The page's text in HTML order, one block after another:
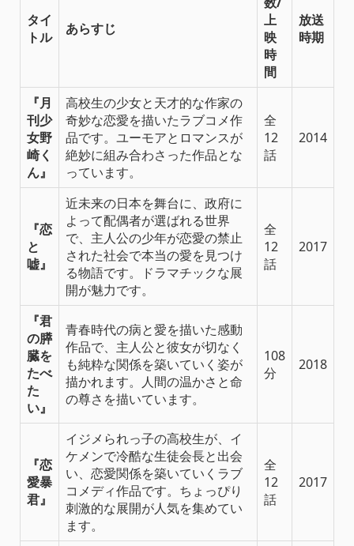
タイ
トル
あらすじ
上
映
時
間
放送
時期
『月
刊少
女野
崎く
ん』
高校生の少女と天才的な作家の
奇妙な恋愛を描いたラブコメ作
品です。ユーモアとロマンスが
絶妙に組み合わさった作品とな
っています。
全
12
話
2014
『恋
と
嘘』
近未来の日本を舞台に、政府に
よって配偶者が選ばれる世界
で、主人公の少年が恋愛の禁止
された社会で本当の愛を見つけ
る物語です。ドラマチックな展
開が魅力です。
全
12
話
2017
『君
の膵
臓を
たべ
た
い』
青春時代の病と愛を描いた感動
作品で、主人公と彼女が切なく
も純粋な関係を築いていく姿が
描かれます。人間の温かさと命
の尊さを描いています。
108
分
2018
『恋
愛暴
君』
イジメられっ子の高校生が、イ
ケメンで冷酷な生徒会長と出会
い、恋愛関係を築いていくラブ
コメディ作品です。ちょっぴり
刺激的な展開が人気を集めてい
ます。
全
12
話
2017